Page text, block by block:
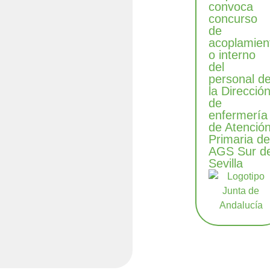
convoca
concurso
de
o interno
del
personal
la Dirección
de
enfermería
de Atención
Primaria del
AGS Sur
Sevilla